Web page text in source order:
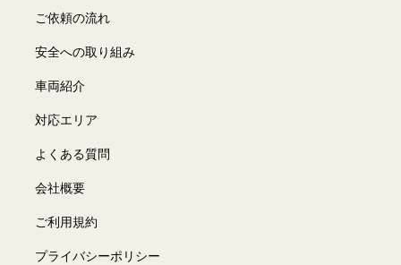
ご依頼の流れ
安全への取り組み
車両紹介
対応エリア
よくある質問
会社概要
ご利用規約
プライバシーポリシー